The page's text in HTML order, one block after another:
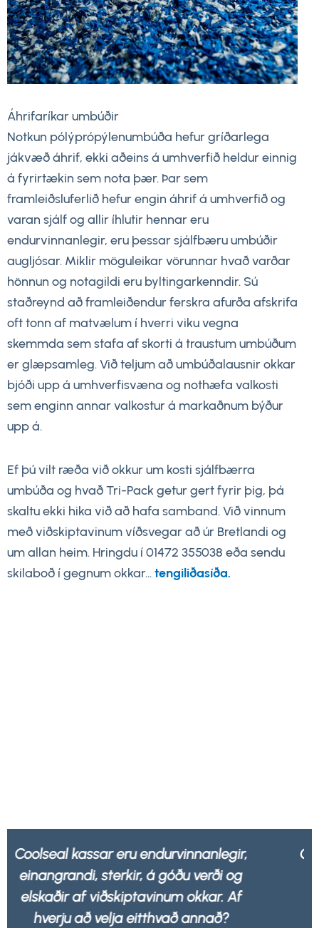
Áhrifaríkar umbúðir
Notkun pólýprópýlenumbúða hefur gríðarlega
jákvæð áhrif, ekki aðeins á umhverfið heldur einnig
á fyrirtækin sem nota þær. Þar sem
framleiðsluferlið hefur engin áhrif á umhverfið og
varan sjálf og allir íhlutir hennar eru
endurvinnanlegir, eru þessar sjálfbæru umbúðir
augljósar. Miklir möguleikar vörunnar hvað varðar
hönnun og notagildi eru byltingarkenndir. Sú
staðreynd að framleiðendur ferskra afurða afskrifa
oft tonn af matvælum í hverri viku vegna
skemmda sem stafa af skorti á traustum umbúðum
er glæpsamleg. Við teljum að umbúðalausnir okkar
bjóði upp á umhverfisvæna og nothæfa valkosti
sem enginn annar valkostur á markaðnum býður
upp á.
Ef þú vilt ræða við okkur um kosti sjálfbærra
umbúða og hvað Tri-Pack getur gert fyrir þig, þá
skaltu ekki hika við að hafa samband. Við vinnum
með viðskiptavinum víðsvegar að úr Bretlandi og
um allan heim. Hringdu í 01472 355038 eða sendu
skilaboð í gegnum okkar...tengiliðasíða.
Okkur líður betur að vita að allar umbúðir
okkar eru ekki aðeins sterkar og sterkar
heldur 100% endurvinnanlegar af hvaða
úrgangsfyrirtæki sem er.